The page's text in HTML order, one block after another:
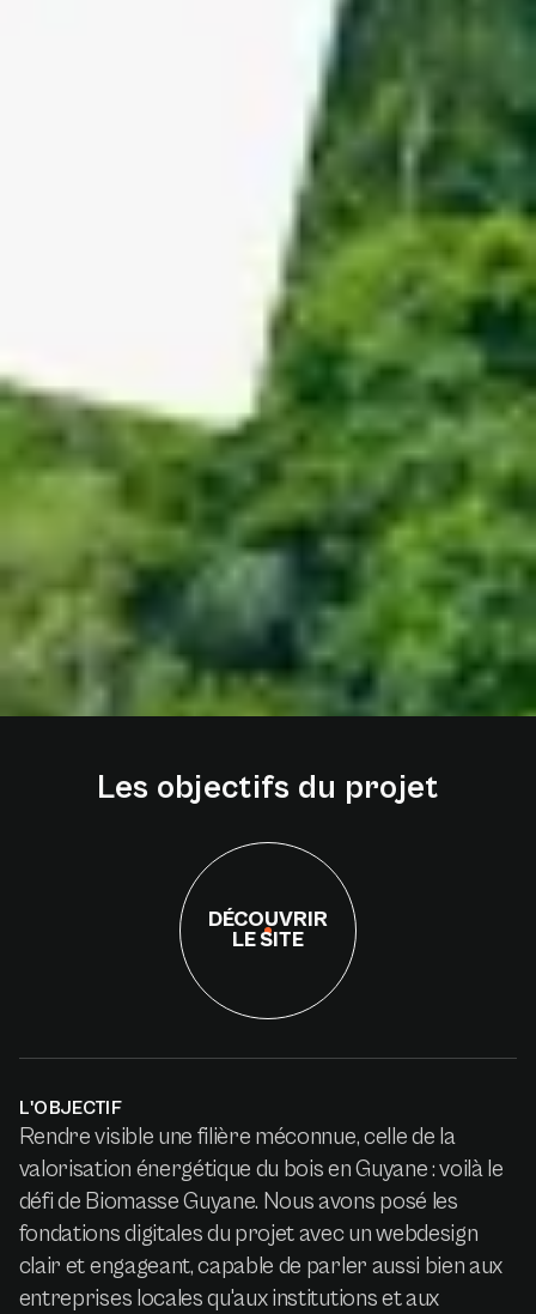
Les objectifs du projet
DÉCOUVRIR
LE SITE
L'OBJECTIF
Rendre visible une filière méconnue, celle de la
valorisation énergétique du bois en Guyane : voilà le
défi de Biomasse Guyane. Nous avons posé les
fondations digitales du projet avec un webdesign
clair et engageant, capable de parler aussi bien aux
entreprises locales qu'aux institutions et aux